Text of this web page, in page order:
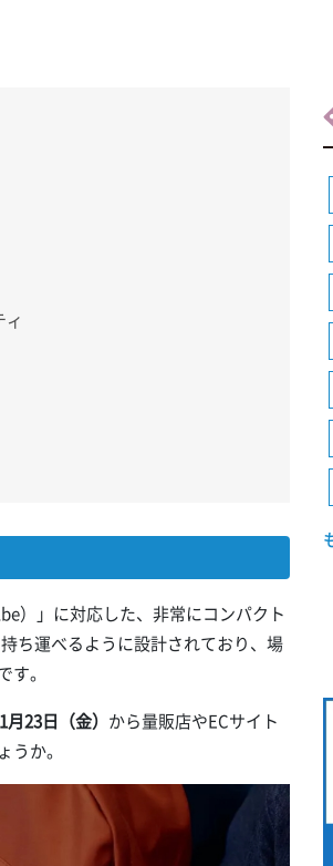
）」に対応した、非常にコンパクト
ち運べるように設計されており、場
。
23日（金） から量販店やECサイト
か。